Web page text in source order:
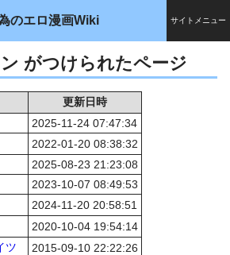
サイトメニュー
のエロ漫画Wiki
がつけられたページ
更新日時
2025-11-24 07:47:34
2022-01-20 08:38:32
2025-08-23 21:23:08
2023-10-07 08:49:53
2024-11-20 20:58:51
2020-10-04 19:54:14
ツ
2015-09-10 22:22:26